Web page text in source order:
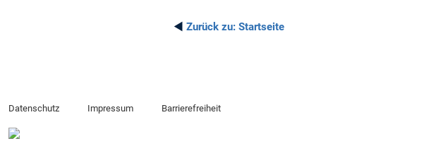
◄ Zurück zu: Startseite
Datenschutz Impressum Barrierefreiheit